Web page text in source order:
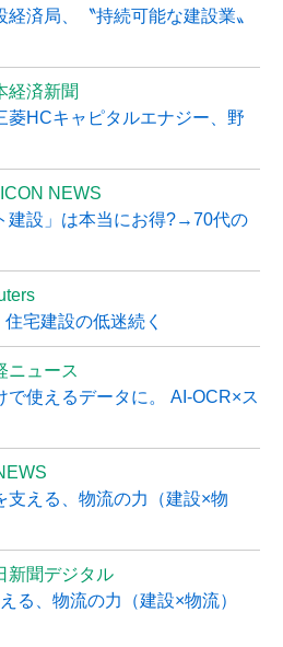
済局、〝持続可能な建設業〟
経済新聞
菱HCキャピタルエナジー、野
NEWS
建設」は本当にお得?→70代の
宅建設の低迷続く
ニュース
で使えるデータに。 AI-OCR×ス
支える、物流の力（建設×物
新聞デジタル
る、物流の力（建設×物流）